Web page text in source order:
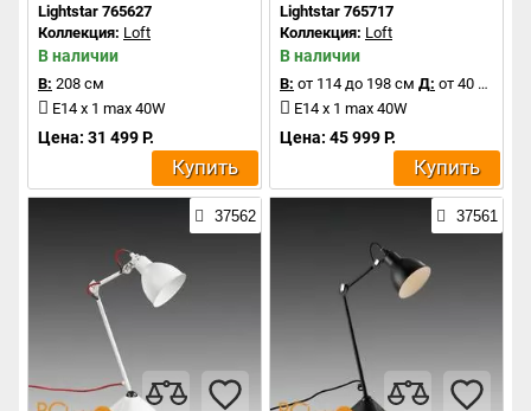
Lightstar 765627
Коллекция: Loft
В наличии
В: 208 см
E14 x 1 max 40W
Цена: 31 499 Р.
Купить
Lightstar 765717
Коллекция: Loft
В наличии
В: от 114 до 198 см Д: от 40 до 116 см
E14 x 1 max 40W
Цена: 45 999 Р.
Купить
37562 37561